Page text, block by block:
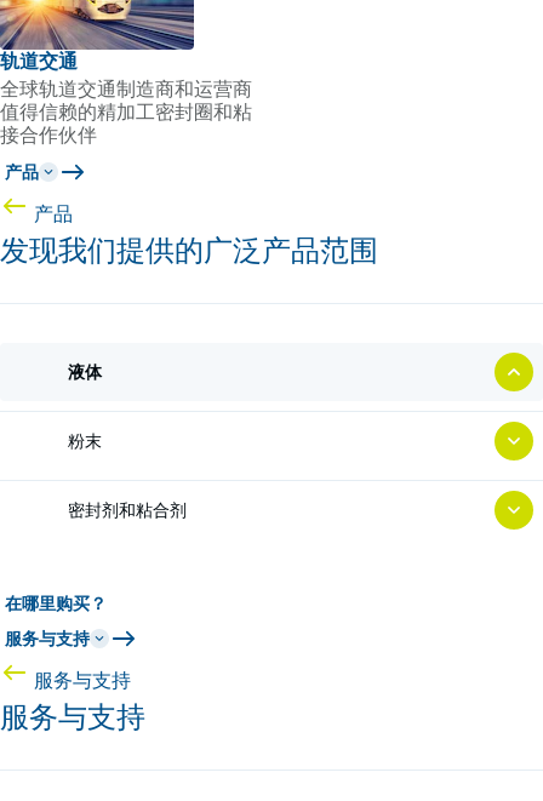
轨道交通
全球轨道交通制造商和运营商
值得信赖的精加工密封圈和粘
接合作伙伴
产品
产品
发现我们提供的广泛产品范围
液体
粉末
密封剂和粘合剂
在哪里购买？
服务与支持
服务与支持
服务与支持